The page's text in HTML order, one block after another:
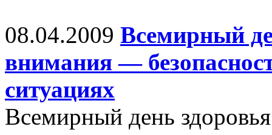
08.04.2009 Всемирный
внимания —
ситуациях
Всемирный день